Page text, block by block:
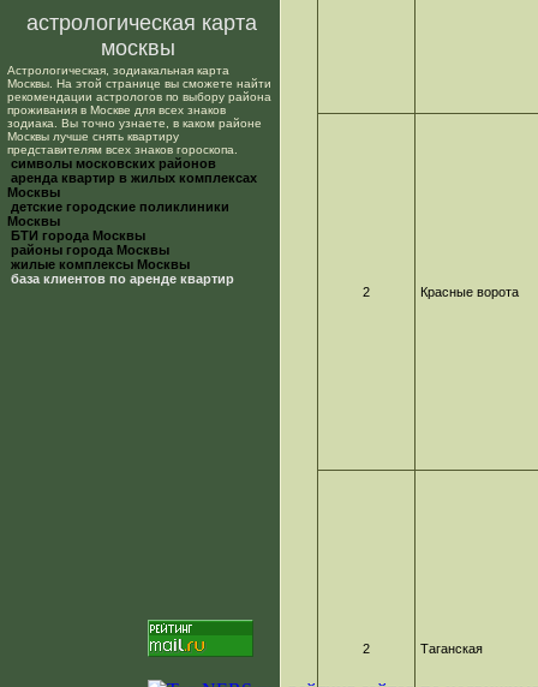
астрологическая карта
москвы
Астрологическая, зодиакальная карта
Москвы. На этой странице вы сможете найти
рекомендации астрологов по выбору района
проживания в Москве для всех знаков
зодиака. Вы точно узнаете, в каком районе
Москвы лучше снять квартиру
представителям всех знаков гороскопа.
cимволы московских районов
аренда квартир в жилых комплексах
Москвы
детские городские поликлиники
Москвы
БТИ города Москвы
районы города Москвы
жилые комплексы Москвы
база клиентов по аренде квартир
2 Красные ворота
2 Таганская